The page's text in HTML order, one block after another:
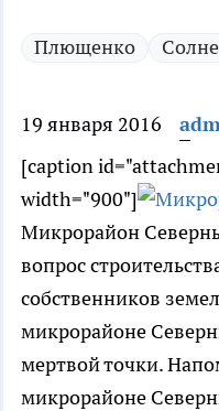
Плющенко
19 января 2016
[caption
width="900"]
Микрорайон
вопрос
собственников
микрорайоне
мертвой точки.
микрорайоне